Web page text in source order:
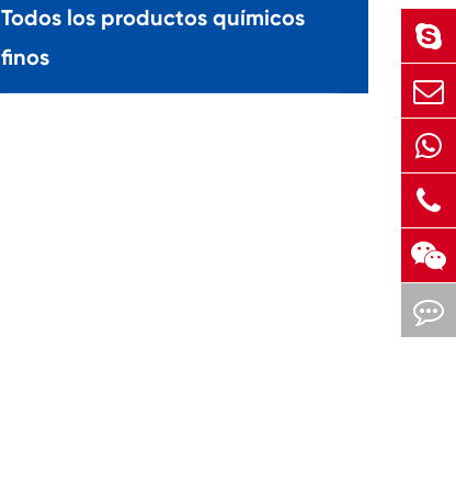
Todos los productos químicos
finos